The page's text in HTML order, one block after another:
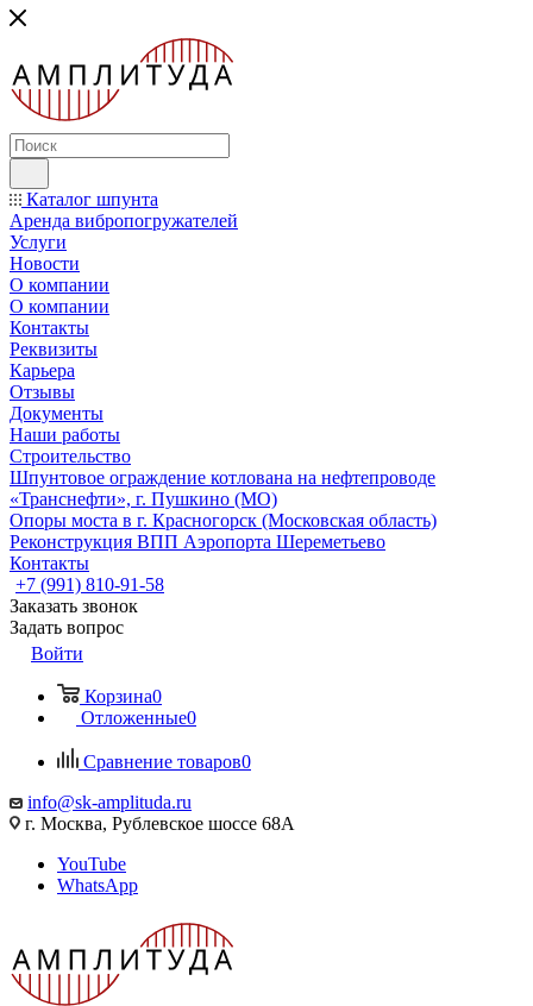
Каталог шпунта
Аренда вибропогружателей
Услуги
Новости
О компании
О компании
Контакты
Реквизиты
Карьера
Отзывы
Документы
Наши работы
Строительство
Шпунтовое ограждение котлована на нефтепроводе
«Транснефти», г. Пушкино (МО)
Опоры моста в г. Красногорск (Московская область)
Реконструкция ВПП Аэропорта Шереметьево
Контакты
+7 (991) 810-91-58
Заказать звонок
Задать вопрос
Войти
Корзина0
Отложенные0
Сравнение товаров0
info@sk-amplituda.ru
г. Москва, Рублевское шоссе 68А
YouTube
WhatsApp